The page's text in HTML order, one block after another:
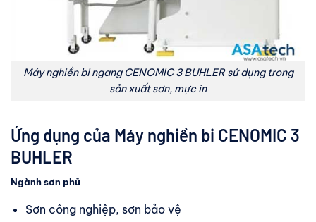
Máy nghiền bi ngang CENOMIC 3 BUHLER sử dụng trong
sản xuất sơn, mực in
Ứng dụng của Máy nghiền bi CENOMIC 3
BUHLER
Ngành sơn phủ
Sơn công nghiệp, sơn bảo vệ